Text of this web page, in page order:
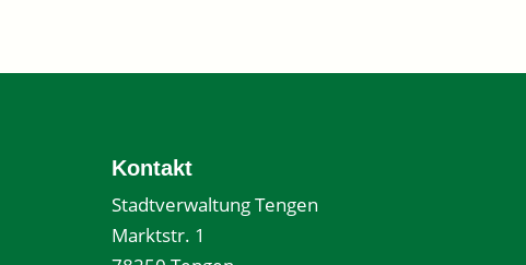
Kontakt
Stadtverwaltung Tengen
Marktstr. 1